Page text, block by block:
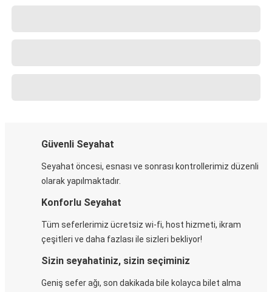
Güvenli Seyahat
Seyahat öncesi, esnası ve sonrası kontrollerimiz düzenli
olarak yapılmaktadır.
Konforlu Seyahat
Tüm seferlerimiz ücretsiz wi-fi, host hizmeti, ikram
çeşitleri ve daha fazlası ile sizleri bekliyor!
Sizin seyahatiniz, sizin seçiminiz
Geniş sefer ağı, son dakikada bile kolayca bilet alma